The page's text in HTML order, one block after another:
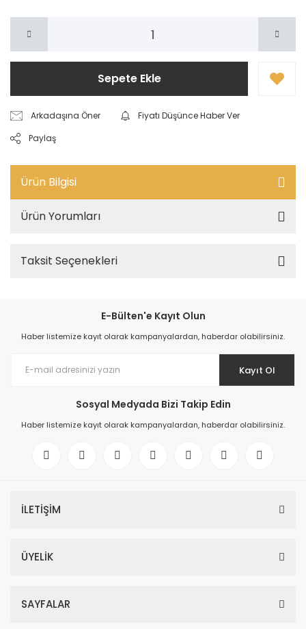
Sepete Ekle
Arkadaşına Öner
Fiyatı Düşünce Haber Ver
Paylaş
Ürün Bilgisi
Ürün Yorumları
Taksit Seçenekleri
E-Bülten'e Kayıt Olun
Haber listemize kayıt olarak kampanyalardan, haberdar olabilirsiniz.
Kayıt Ol
Sosyal Medyada Bizi Takip Edin
Haber listemize kayıt olarak kampanyalardan, haberdar olabilirsiniz.
İLETİŞİM
ÜYELİK
SAYFALAR